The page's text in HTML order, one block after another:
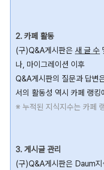
2. 카페 활동
(구)Q&A게시판은 새 글 수
나, 마이그레이션 이후
Q&A게시판의 질문과 답변
서의 활동성 역시 카페 랭킹
※ 누적된 지식지수는 카페
3. 게시글 관리
(구)Q&A게시판은 Daum지